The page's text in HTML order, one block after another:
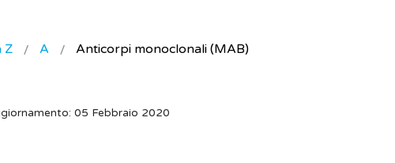
Z A Anticorpi monoclonali (MAB)
05 Febbraio 2020